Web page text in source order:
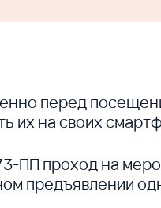
перед
их на своих
ПП проход на
предъявлении